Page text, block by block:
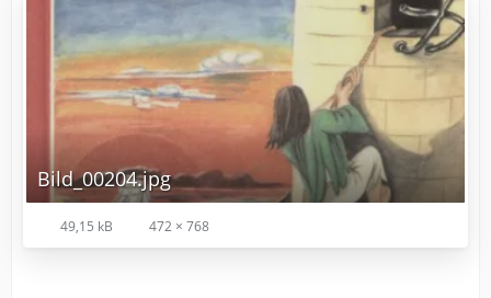
Bild_00204.jpg
49,15 kB 472 × 768